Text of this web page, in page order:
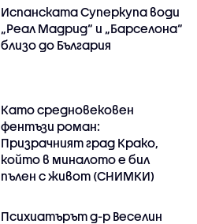
Испанската Суперкупа води
„Реал Мадрид“ и „Барселона“
близо до България
Като средновековен
фентъзи роман:
Призрачният град Крако,
който в миналото е бил
пълен с живот (СНИМКИ)
Психиатърът д-р Веселин